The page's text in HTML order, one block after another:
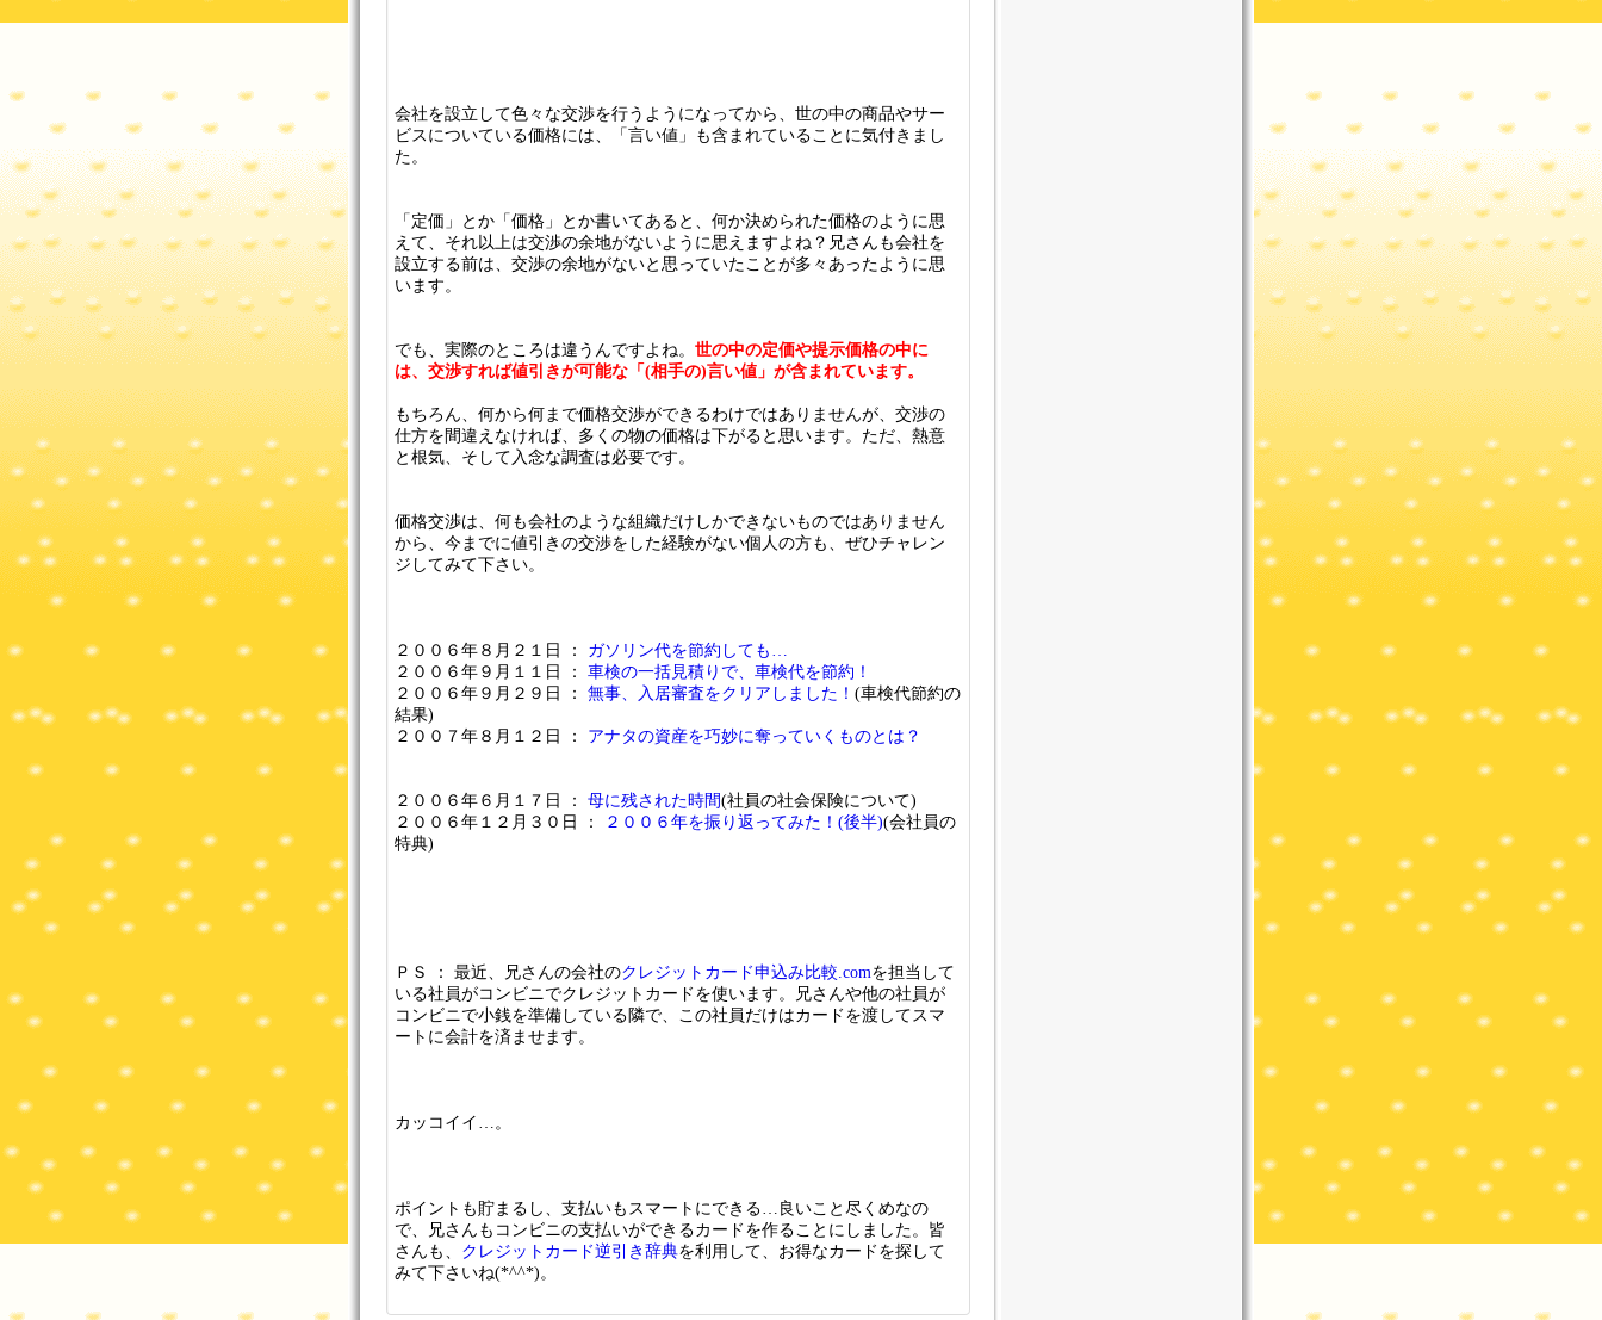
会社を設立して色々な交渉を行うようになってから、世の中の商品やサー
ビスについている価格には、「言い値」も含まれていることに気付きまし
た。
「定価」とか「価格」とか書いてあると、何か決められた価格のように思
えて、それ以上は交渉の余地がないように思えますよね？兄さんも会社を
設立する前は、交渉の余地がないと思っていたことが多々あったように思
います。
でも、実際のところは違うんですよね。 世の中の定価や提示価格の中に
は、交渉すれば値引きが可能な「(相手の)言い値」が含まれています。
もちろん、何から何まで価格交渉ができるわけではありませんが、交渉の
仕方を間違えなければ、多くの物の価格は下がると思います。ただ、熱意
と根気、そして入念な調査は必要です。
価格交渉は、何も会社のような組織だけしかできないものではありません
から、今までに値引きの交渉をした経験がない個人の方も、ぜひチャレン
ジしてみて下さい。
２００６年８月２１日 ： ガソリン代を節約しても…
２００６年９月１１日 ： 車検の一括見積りで、車検代を節約！
２００６年９月２９日 ： 無事、入居審査をクリアしました！ (車検代節約の
結果)
２００７年８月１２日 ： アナタの資産を巧妙に奪っていくものとは？
２００６年６月１７日 ： 母に残された時間(社員の社会保険について)
２００６年１２月３０日 ：
２００６年を振り返ってみた！(後半)(会社員の
特典)
ＰＳ ： 最近、兄さんの会社のクレジットカード申込み比較.comを担当して
いる社員がコンビニでクレジットカードを使います。兄さんや他の社員が
コンビニで小銭を準備している隣で、この社員だけはカードを渡してスマ
ートに会計を済ませます。
カッコイイ…。
ポイントも貯まるし、支払いもスマートにできる…良いこと尽くめなの
で、兄さんもコンビニの支払いができるカードを作ることにしました。皆
さんも、 クレジットカード逆引き辞典を利用して、お得なカードを探して
みて下さいね(*^^*)。